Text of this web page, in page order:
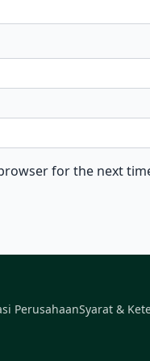
for the next
PerusahaanSyarat &